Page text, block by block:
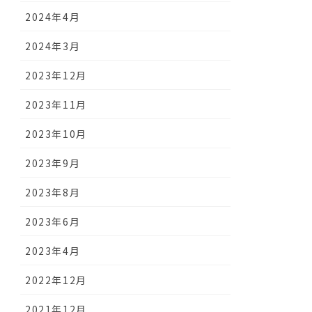
2024年4月
2024年3月
2023年12月
2023年11月
2023年10月
2023年9月
2023年8月
2023年6月
2023年4月
2022年12月
2021年12月